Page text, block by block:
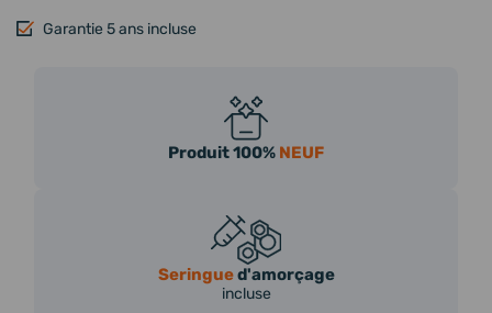
Garantie 5 ans incluse
Produit 100% NEUF
Seringued'amorçage
incluse